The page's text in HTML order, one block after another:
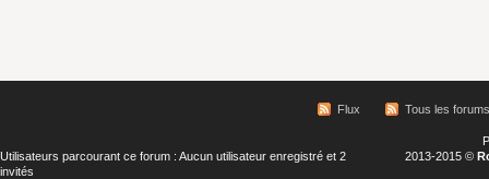
Flux Tous les forums
Utilisateurs parcourant ce forum : Aucun utilisateur enregistré et 2
invités
2013-2015 ©